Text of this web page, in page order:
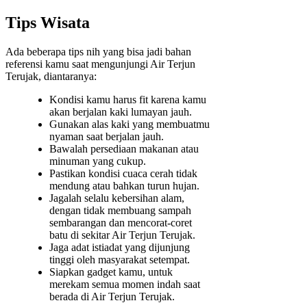
Tips Wisata
Ada beberapa tips nih yang bisa jadi bahan
referensi kamu saat mengunjungi Air Terjun
Terujak, diantaranya:
Kondisi kamu harus fit karena kamu
akan berjalan kaki lumayan jauh.
Gunakan alas kaki yang membuatmu
nyaman saat berjalan jauh.
Bawalah persediaan makanan atau
minuman yang cukup.
Pastikan kondisi cuaca cerah tidak
mendung atau bahkan turun hujan.
Jagalah selalu kebersihan alam,
dengan tidak membuang sampah
sembarangan dan mencorat-coret
batu di sekitar Air Terjun Terujak.
Jaga adat istiadat yang dijunjung
tinggi oleh masyarakat setempat.
Siapkan gadget kamu, untuk
merekam semua momen indah saat
berada di Air Terjun Terujak.